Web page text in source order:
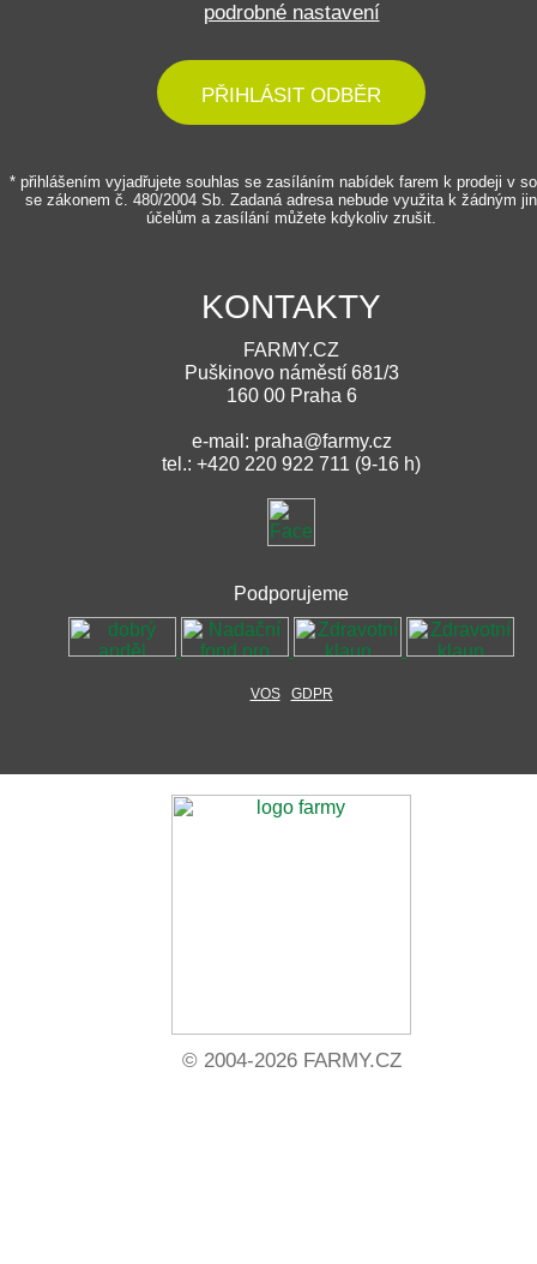
podrobné nastavení
PŘIHLÁSIT ODBĚR
* přihlášením vyjadřujete souhlas se zasíláním nabídek farem k prodeji v
se zákonem č. 480/2004 Sb. Zadaná adresa nebude využita k žádným
účelům a zasílání můžete kdykoliv zrušit.
KONTAKTY
FARMY.CZ
Puškinovo náměstí 681/3
160 00 Praha 6
e-mail: praha@farmy.cz
tel.: +420 220 922 711 (9-16 h)
Podporujeme
VOS GDPR
© 2004-2026 FARMY.CZ